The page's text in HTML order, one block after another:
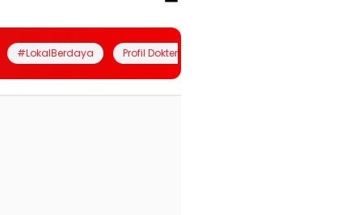
#LokalBerdaya Profil Dokter